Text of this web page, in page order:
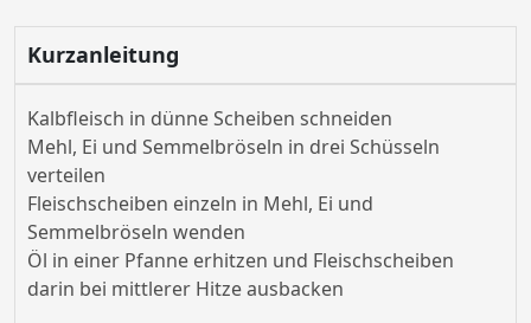
Kurzanleitung
Kalbfleisch in dünne Scheiben schneiden
Mehl, Ei und Semmelbröseln in drei Schüsseln
verteilen
Fleischscheiben einzeln in Mehl, Ei und
Semmelbröseln wenden
Öl in einer Pfanne erhitzen und Fleischscheiben
darin bei mittlerer Hitze ausbacken